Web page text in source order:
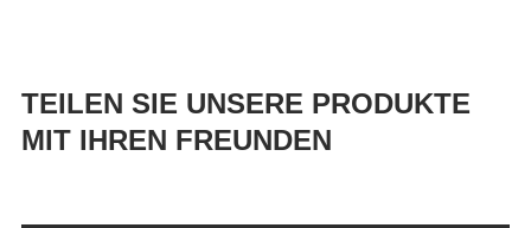
TEILEN SIE UNSERE PRODUKTE
MIT IHREN FREUNDEN